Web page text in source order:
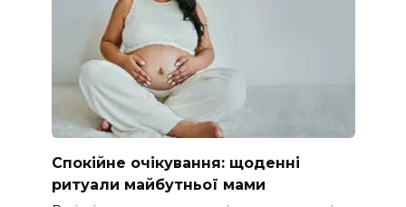
Спокійне очікування: щоденні
ритуали майбутньої мами